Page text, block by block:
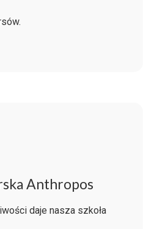
Anthropos
daje nasza szkoła